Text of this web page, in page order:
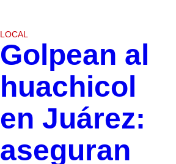
LOCAL
Golpean al
huachicol
en Juárez:
aseguran